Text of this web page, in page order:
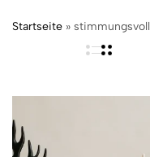
Startseite » stimmungsvoll